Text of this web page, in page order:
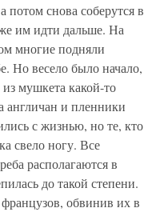
потом снова соберутся в
им идти дальше. На
многие подняли
Но весело было начало,
мушкета какой-то
англичан и пленники
с жизнью, но те, кто
свело ногу. Все
располагаются в
до такой степени.
обвинив их в